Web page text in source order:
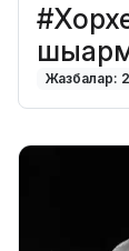
Жазбалар: 2